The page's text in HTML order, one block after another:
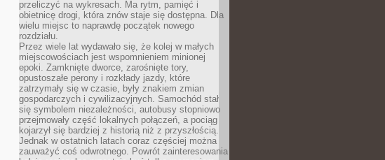
przeliczyć na wykresach. Ma rytm, pamięć i
obietnicę drogi, która znów staje się dostępna. Dla
wielu miejsc to naprawdę początek nowego
rozdziału.
Przez wiele lat wydawało się, że kolej w małych
miejscowościach jest wspomnieniem minionej
epoki. Zamknięte dworce, zarośnięte tory,
opustoszałe perony i rozkłady jazdy, które
zatrzymały się w czasie, były znakiem zmian
gospodarczych i cywilizacyjnych. Samochód stał
się symbolem niezależności, autobusy stopniowo
przejmowały część lokalnych połączeń, a pociąg
kojarzył się bardziej z historią niż z przyszłością.
Jednak w ostatnich latach coraz częściej można
zauważyć coś odwrotnego. Powrót zainteresowania